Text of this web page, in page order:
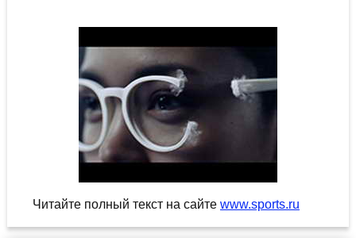
Читайте полный текст на сайте www.sports.ru